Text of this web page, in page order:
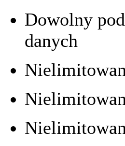
Dowolny
danych